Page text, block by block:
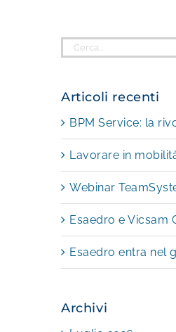
Cerca
Articoli recenti
BPM Service: la
Lavorare in
Webinar
Esaedro e Vicsam
Esaedro entra nel
Archivi